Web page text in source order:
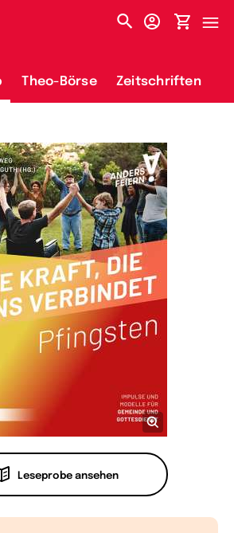
Theo-Börse Zeitschriften
Leseprobe ansehen